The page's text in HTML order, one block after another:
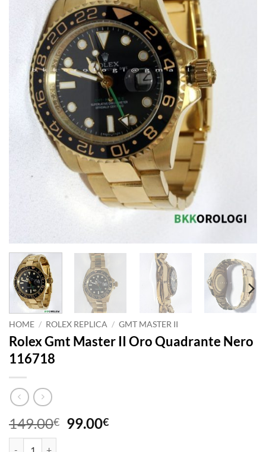
HOME / ROLEX REPLICA / GMT MASTER II
Rolex Gmt Master II Oro Quadrante Nero
116718
149.00€ Il
99.00€Il